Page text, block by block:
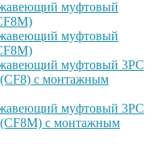
муфтовый
муфтовый
муфтовый 3PC
с монтажным
муфтовый 3PC
с монтажным